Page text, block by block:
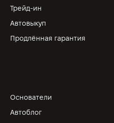
Трейд-ин
Автовыкуп
Продлённая гарантия
Основатели
Автоблог